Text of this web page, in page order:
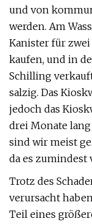
und von
werden. Am
Kanister für
kaufen, und in
Schilling
salzig. Das
jedoch das
drei Monate
sind wir meist
da es zumindest
Trotz des
verursacht
Teil eines